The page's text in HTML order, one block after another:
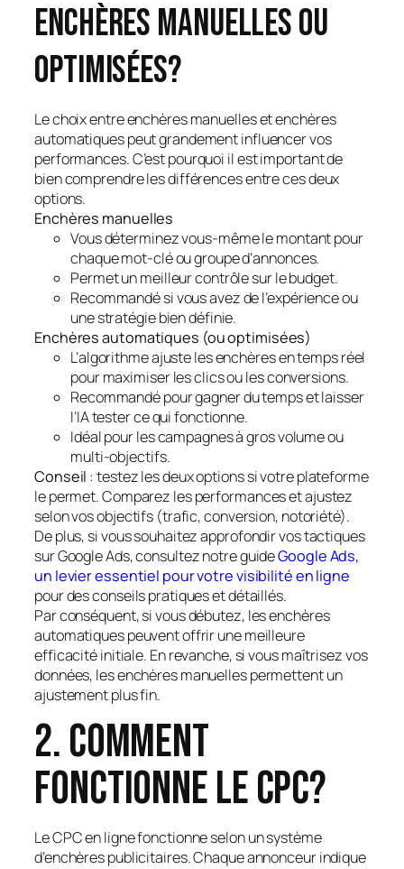
enchères manuelles ou
optimisées?
Le choix entre enchères manuelles et enchères
automatiques peut grandement influencer vos
performances. C’est pourquoi il est important de
bien comprendre les différences entre ces deux
options.
Enchères manuelles
Vous déterminez vous-même le montant pour
chaque mot-clé ou groupe d’annonces.
Permet un meilleur contrôle sur le budget.
Recommandé si vous avez de l’expérience ou
une stratégie bien définie.
Enchères automatiques (ou optimisées)
L’algorithme ajuste les enchères en temps réel
pour maximiser les clics ou les conversions.
Recommandé pour gagner du temps et laisser
l’IA tester ce qui fonctionne.
Idéal pour les campagnes à gros volume ou
multi-objectifs.
Conseil : testez les deux options si votre plateforme
le permet. Comparez les performances et ajustez
selon vos objectifs (trafic, conversion, notoriété).
De plus, si vous souhaitez approfondir vos tactiques
sur Google Ads, consultez notre guideGoogle Ads,
un levier essentiel pour votre visibilité en ligne
pour des conseils pratiques et détaillés.
Par conséquent, si vous débutez, les enchères
automatiques peuvent offrir une meilleure
efficacité initiale. En revanche, si vous maîtrisez vos
données, les enchères manuelles permettent un
ajustement plus fin.
2. Comment
fonctionne le CPC?
Le CPC en ligne fonctionne selon un système
d’enchères publicitaires. Chaque annonceur indique